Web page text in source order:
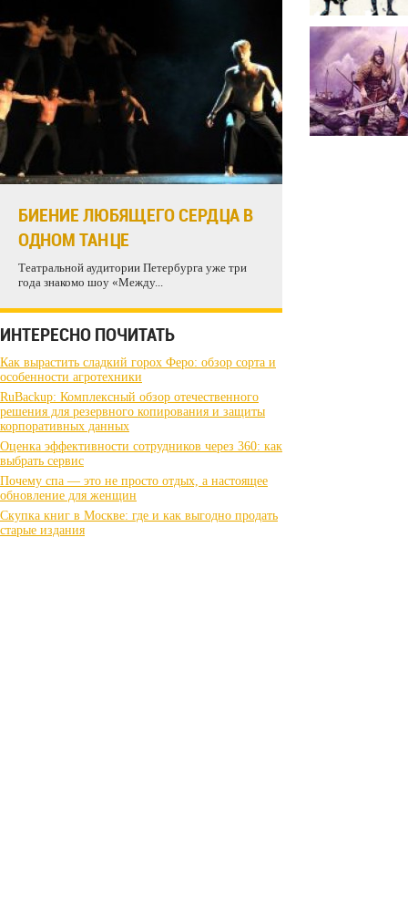
БИЕНИЕ ЛЮБЯЩЕГО СЕРДЦА В
ОДНОМ ТАНЦЕ
Театральной аудитории Петербурга уже три
года знакомо шоу «Между...
ИНТЕРЕСНО ПОЧИТАТЬ
Как вырастить сладкий горох Феро: обзор сорта и
особенности агротехники
RuBackup: Комплексный обзор отечественного
решения для резервного копирования и защиты
корпоративных данных
Оценка эффективности сотрудников через 360: как
выбрать сервис
Почему спа — это не просто отдых, а настоящее
обновление для женщин
Скупка книг в Москве: где и как выгодно продать
старые издания